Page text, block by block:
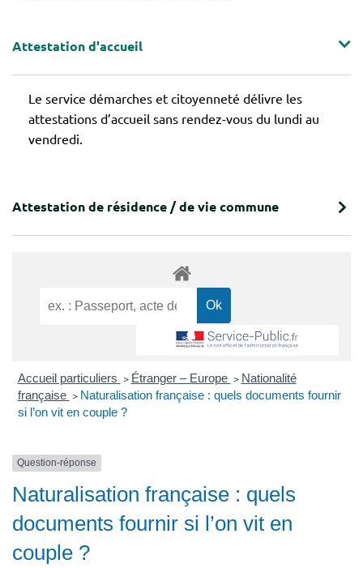
Attestation d'accueil
Le service démarches et citoyenneté délivre les
attestations d’accueil sans rendez-vous du lundi au
vendredi.
Attestation de résidence / de vie commune
Accueil particuliers > Étranger – Europe > Nationalité
française > Naturalisation française : quels documents fournir
si l’on vit en couple ?
Question-réponse
Naturalisation française : quels
documents fournir si l’on vit en
couple ?